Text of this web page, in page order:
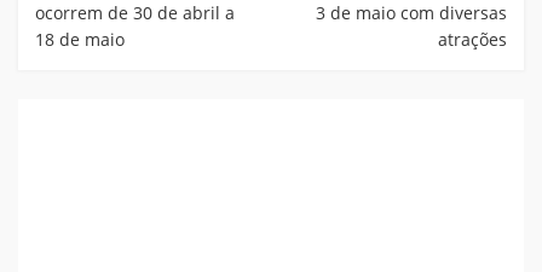
ocorrem de 30 de abril a
18 de maio
3 de maio com diversas
atrações